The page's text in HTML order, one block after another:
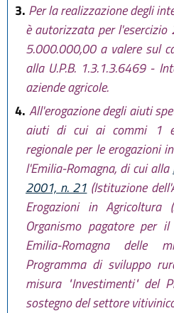
3. Per la realizzazione degli
è autorizzata per
5.000.000,00 a valere sul
alla U.P.B. 1.3.1.3.6469 -
aziende agricole.
4. All'erogazione degli aiuti
aiuti di cui ai commi 1 e
regionale per le erogazioni
l'Emilia-Romagna, di cui alla
2001, n. 21 (Istituzione
Erogazioni in Agricoltura
Organismo pagatore per
Emilia-Romagna delle
Programma di sviluppo
misura "Investimenti" del
sostegno del settore